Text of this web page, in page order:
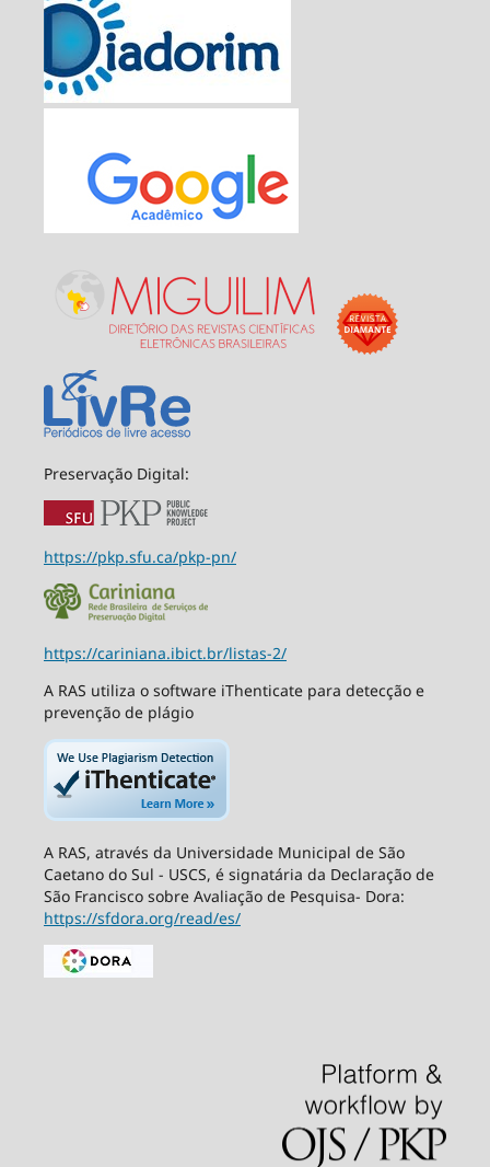
Preservação Digital:
https://pkp.sfu.ca/pkp-pn/
https://cariniana.ibict.br/listas-2/
A RAS utiliza o software iThenticate para detecção e
prevenção de plágio
A RAS, através da Universidade Municipal de São
Caetano do Sul - USCS, é signatária da Declaração de
São Francisco sobre Avaliação de Pesquisa- Dora:
https://sfdora.org/read/es/